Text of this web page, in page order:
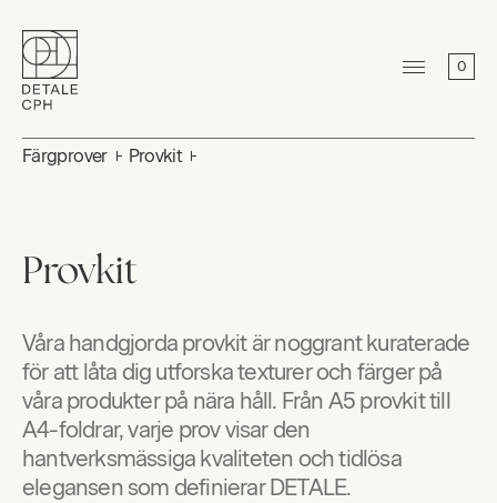
0
Färgprover Provkit
Provkit
Våra handgjorda provkit är noggrant kuraterade
för att låta dig utforska texturer och färger på
våra produkter på nära håll. Från A5 provkit till
A4-foldrar, varje prov visar den
hantverksmässiga kvaliteten och tidlösa
elegansen som definierar DETALE.